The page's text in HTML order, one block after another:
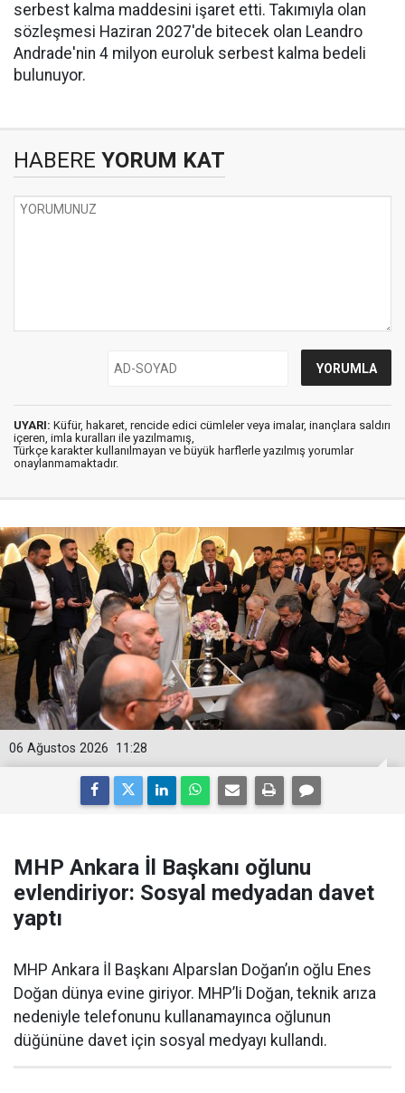
serbest kalma maddesini işaret etti. Takımıyla olan
sözleşmesi Haziran 2027'de bitecek olan Leandro
Andrade'nin 4 milyon euroluk serbest kalma bedeli
bulunuyor.
HABERE YORUM KAT
UYARI: Küfür, hakaret, rencide edici cümleler veya imalar, inançlara saldırı
içeren, imla kuralları ile yazılmamış,
Türkçe karakter kullanılmayan ve büyük harflerle yazılmış yorumlar
onaylanmamaktadır.
11:28
06 Ağustos 2026
MHP Ankara İl Başkanı oğlunu
evlendiriyor: Sosyal medyadan davet
yaptı
MHP Ankara İl Başkanı Alparslan Doğan’ın oğlu Enes
Doğan dünya evine giriyor. MHP’li Doğan, teknik arıza
nedeniyle telefonunu kullanamayınca oğlunun
düğününe davet için sosyal medyayı kullandı.